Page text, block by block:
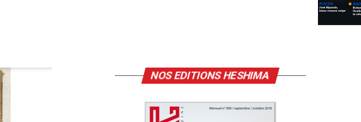
NOS EDITIONS HESHIMA